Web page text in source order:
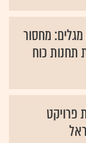
מחסור
תחנות כוח
פרויקט